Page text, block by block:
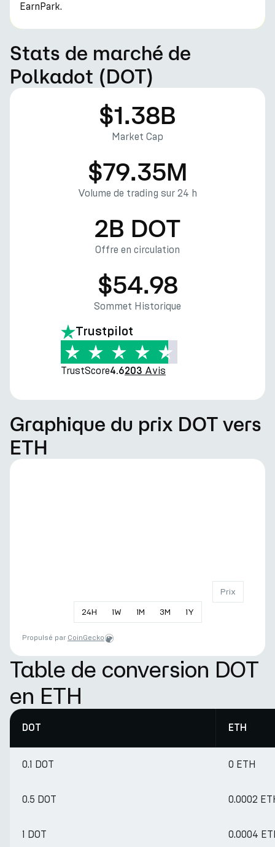
EarnPark.
Stats de marché de
Polkadot (DOT)
$1.38B
Market Cap
$79.35M
Volume de trading sur 24 h
2B DOT
Offre en circulation
$54.98
Sommet Historique
Trustpilot
TrustScore4.6203 Avis
Graphique du prix DOT vers
ETH
24H 1W 1M 3M 1Y
Prix
Propulsé par CoinGecko
Table de conversion DOT
en ETH
DOT ETH
0.1 DOT 0 ETH
0.5 DOT 0.0002
1 DOT 0.0004